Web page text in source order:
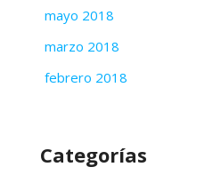
mayo 2018
marzo 2018
febrero 2018
Categorías